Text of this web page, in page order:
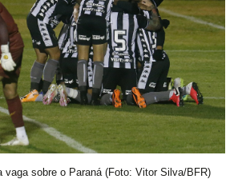
vaga sobre o Paraná (Foto: Vitor Silva/BFR)